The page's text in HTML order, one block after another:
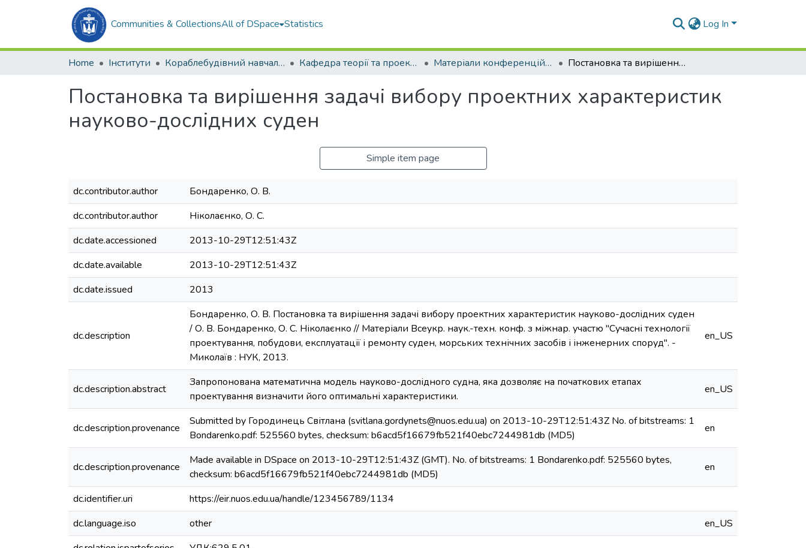
Communities & CollectionsAll of DSpace Statistics Log In
Home Інститути Кораблебудівний навчально-науковий інститут (КННІ) Кафедра теорії та проектування суден (ТПС) Матеріали конференцій (ТПС) Постановка та вирішення задачі вибору проектних характеристик науково-дослідних суден
Постановка та вирішення задачі вибору проектних характеристик
науково-дослідних суден
Simple item page
dc.contributor.author
Бондаренко, О. В.
dc.contributor.author
Ніколаєнко, О. С.
dc.date.accessioned
2013-10-29T12:51:43Z
dc.date.available
2013-10-29T12:51:43Z
dc.date.issued
2013
dc.description
Бондаренко, О. В. Постановка та вирішення задачі вибору проектних характеристик науково-дослідних суден
/ О. В. Бондаренко, О. С. Ніколаєнко // Матеріали Всеукр. наук.-техн. конф. з міжнар. участю "Сучасні технології
проектування, побудови, експлуатації і ремонту суден, морських технічних засобів і інженерних споруд". -
Миколаїв : НУК, 2013.
en_US
dc.description.abstract
Запропонована математична модель науково-дослідного судна, яка дозволяє на початкових етапах
проектування визначити його оптимальні характеристики.
en_US
dc.description.provenance
Submitted by Городинець Світлана (svitlana.gordynets@nuos.edu.ua) on 2013-10-29T12:51:43Z No. of bitstreams: 1
Bondarenko.pdf: 525560 bytes, checksum: b6acd5f16679fb521f40ebc7244981db (MD5)
en
dc.description.provenance
Made available in DSpace on 2013-10-29T12:51:43Z (GMT). No. of bitstreams: 1 Bondarenko.pdf: 525560 bytes,
checksum: b6acd5f16679fb521f40ebc7244981db (MD5)
en
dc.identifier.uri
https://eir.nuos.edu.ua/handle/123456789/1134
dc.language.iso
other
en_US